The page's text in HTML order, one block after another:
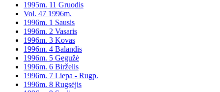
1995m. 11 Gruodis
Vol. 47 1996m.
1996m. 1 Sausis
1996m. 2 Vasaris
1996m. 3 Kovas
1996m. 4 Balandis
1996m. 5 Gegužė
1996m. 6 Birželis
1996m. 7 Liepa - Rugp.
1996m. 8 Rugsėjis